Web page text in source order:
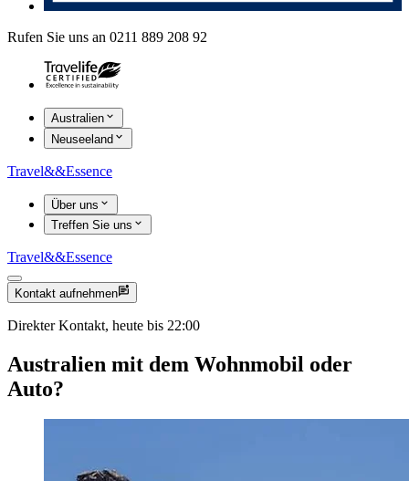
Rufen Sie uns an 0211 889 208 92
Australien
Neuseeland
Travel&&Essence
Über uns
Treffen Sie uns
Travel&&Essence
Kontakt aufnehmen
Direkter Kontakt, heute bis 22:00
Australien mit dem Wohnmobil oder
Auto?